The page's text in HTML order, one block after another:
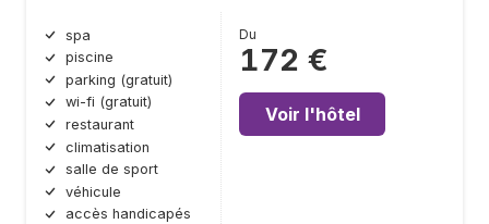
spa
piscine
parking (gratuit)
wi-fi (gratuit)
restaurant
climatisation
salle de sport
véhicule
accès handicapés
Du
172 €
Voir l'hôtel